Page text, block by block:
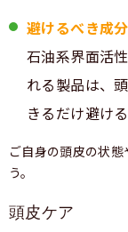
避けるべき成分
石油系界面活
れる製品は、
きるだけ避け
ご自身の頭皮の状
う。
頭皮ケア